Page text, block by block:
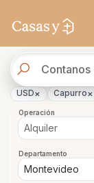
de
propiedades
USD× Capurro×
Operación
Departamento